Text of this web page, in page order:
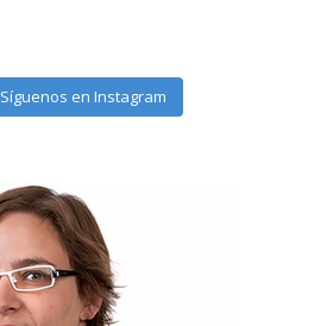
Síguenos en Instagram